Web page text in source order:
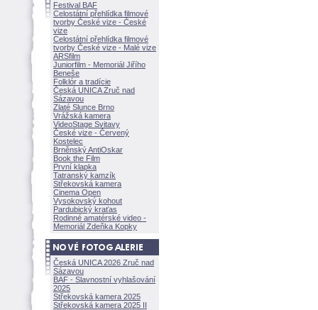
Festival BAF
Celostátní přehlídka filmové
tvorby České vize - České
vize
Celostátní přehlídka filmové
tvorby České vize - Malé vize
ARSfilm
Juniorfilm - Memoriál Jiřího
Beneše
Folklór a tradície
Česká UNICA Zruč nad
Sázavou
Zlaté Slunce Brno
Vrážská kamera
VideoStage Svitavy
České vize - Červený
Kostelec
Brněnský AntiOskar
Book the Film
První klapka
Tatranský kamzík
Střekovská kamera
Cinema Open
Vysokovský kohout
Pardubický kraťas
Rodinné amatérské video -
Memoriál Zdeňka Kopky
Česká UNICA 2026 Zruč nad
Sázavou
BAF - Slavnostní vyhlašování
2025
Střekovská kamera 2025
Střekovská kamera 2025 II